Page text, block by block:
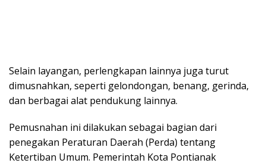
Selain layangan, perlengkapan lainnya juga turut
dimusnahkan, seperti gelondongan, benang, gerinda,
dan berbagai alat pendukung lainnya.
Pemusnahan ini dilakukan sebagai bagian dari
penegakan Peraturan Daerah (Perda) tentang
Ketertiban Umum. Pemerintah Kota Pontianak